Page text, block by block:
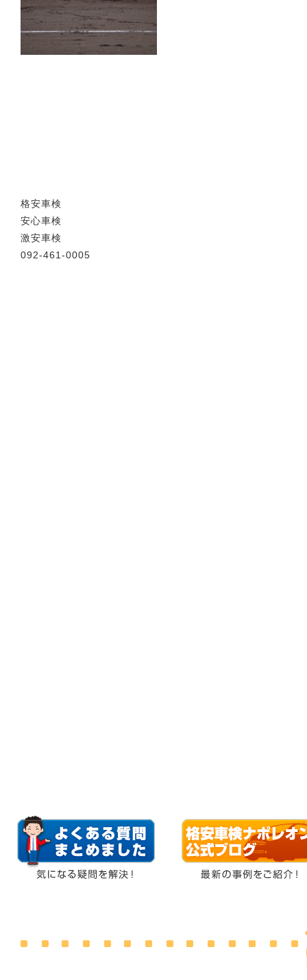
格安車検
安心車検
激安車検
092-461-0005